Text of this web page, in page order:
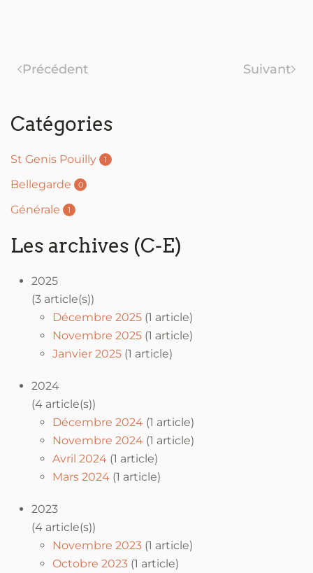
Précédent Suivant
Catégories
St Genis Pouilly 1
Bellegarde 0
Générale 1
Les archives (C-E)
2025
(3 article(s))
Décembre 2025 (1 article)
Novembre 2025 (1 article)
Janvier 2025 (1 article)
2024
(4 article(s))
Décembre 2024 (1 article)
Novembre 2024 (1 article)
Avril 2024 (1 article)
Mars 2024 (1 article)
2023
(4 article(s))
Novembre 2023 (1 article)
Octobre 2023 (1 article)